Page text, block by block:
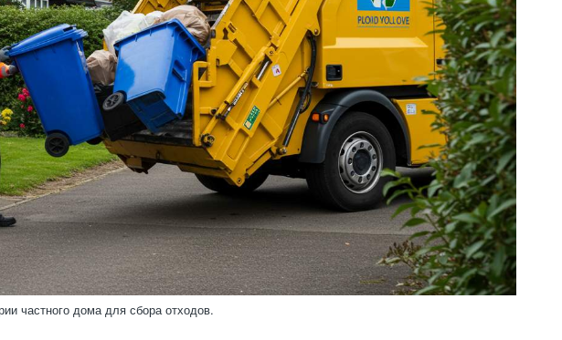
частного дома для сбора отходов.